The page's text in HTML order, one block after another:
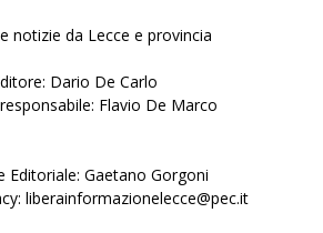
notizie da Lecce e provincia
Dario De Carlo
Flavio De Marco
Editoriale: Gaetano Gorgoni
liberainformazionelecce@pec.it